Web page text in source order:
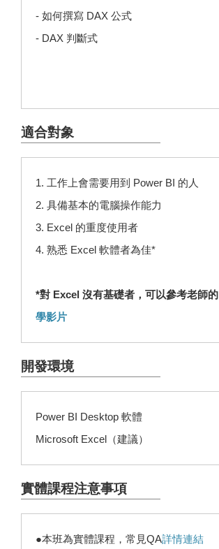
- 如何撰寫 DAX 公式
- DAX 判斷式
適合對象
1. 工作上會需要用到 Power BI 的人
2. 具備基本的電腦操作能力
3. Excel 的重度使用者
4. 熟悉 Excel 軟體者為佳*
*對 Excel 沒有基礎者，可以參考老師的
學影片
開發環境
Power BI Desktop 軟體
Microsoft Excel（建議）
實體課程注意事項
●本班為實體課程，常見QA詳情連結